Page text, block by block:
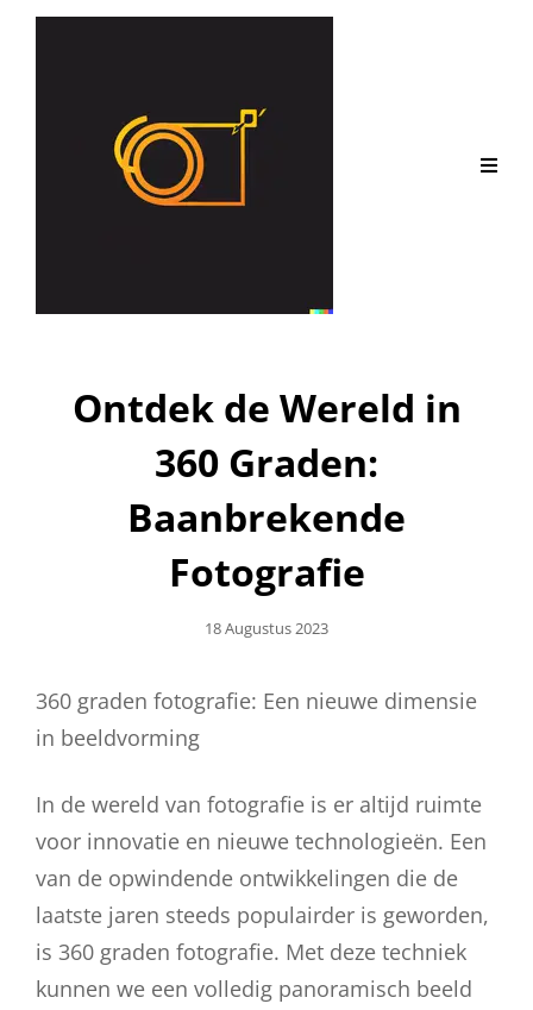
Ontdek de Wereld in
360 Graden:
Baanbrekende
Fotografie
Geplaatst
18 Augustus 2023
360 graden fotografie: Een nieuwe dimensie
in beeldvorming
In de wereld van fotografie is er altijd ruimte
voor innovatie en nieuwe technologieën. Een
van de opwindende ontwikkelingen die de
laatste jaren steeds populairder is geworden,
is 360 graden fotografie. Met deze techniek
kunnen we een volledig panoramisch beeld